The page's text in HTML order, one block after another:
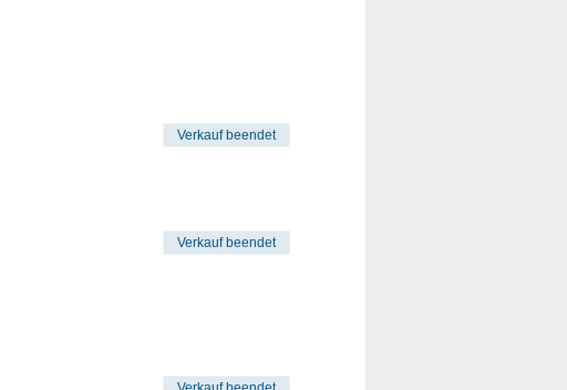
Verkauf beendet
Verkauf beendet